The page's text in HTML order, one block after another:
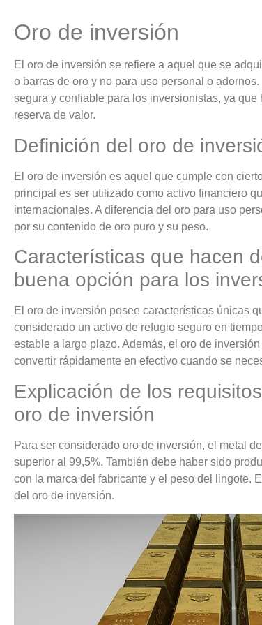
Oro de inversión
El oro de inversión se refiere a aquel que se
o barras de oro y no para uso personal o
segura y confiable para los inversionistas, ya
reserva de valor.
Definición del oro de
El oro de inversión es aquel que cumple con
principal es ser utilizado como activo financiero
internacionales. A diferencia del oro para uso
por su contenido de oro puro y su peso.
Características que hacen
buena opción para los
El oro de inversión posee características únicas
considerado un activo de refugio seguro en
estable a largo plazo. Además, el oro de
convertir rápidamente en efectivo cuando se
Explicación de los
oro de inversión
Para ser considerado oro de inversión, el metal
superior al 99,5%. También debe haber sido
con la marca del fabricante y el peso del lingote.
del oro de inversión.